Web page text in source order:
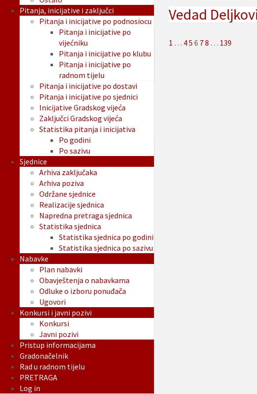
Vedad
Posts
1 … 45 6 78 … 139
Pitanja, inicijative i zaključci
Pitanja i inicijative po podnosiocu
Pitanja i inicijative po
vijećniku
Pitanja i inicijative po klubu
Pitanja i inicijative po
radnom tijelu
Pitanja i inicijative po dostavi
Pitanja i inicijative po sjednici
Inicijative Gradskog vijeća
Zaključci Gradskog vijeća
Statistika pitanja i inicijativa
Po godini
Po sazivu
Sjednice
Arhiva zaključaka
Arhiva poziva
Održane sjednice
Realizacije sjednica
Napredna pretraga sjednica
Statistika sjednica
Statistika sjednica po godini
Statistika sjednica po sazivu
Nabavke
Plan nabavki
Obavještenja o nabavkama
Odluke o izboru ponuđača
Ugovori
Konkursi i javni pozivi
Konkursi
Javni pozivi
Pristup informacijama
Gradonačelnik
Rad u radnom tijelu
PRETRAGA
Log in